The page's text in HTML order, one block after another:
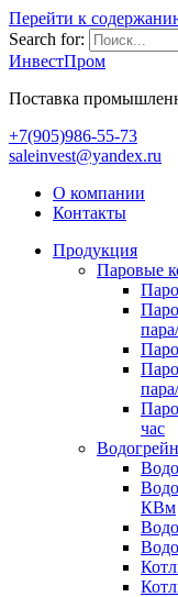
Перейти к
Search for:
ИнвестПром
Поставка
+7(905)986-55-73
saleinvest@yandex.ru
О компании
Контакты
Продукция
Паровые
час
КВм